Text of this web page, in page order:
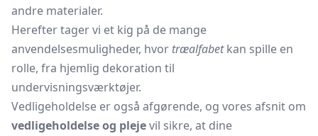
andre materialer.
Herefter tager vi et kig på de mange
anvendelsesmuligheder, hvor træalfabetkan spille en
rolle, fra hjemlig dekoration til
undervisningsværktøjer.
Vedligeholdelse er også afgørende, og vores afsnit om
vedligeholdelse og plejevil sikre, at dine